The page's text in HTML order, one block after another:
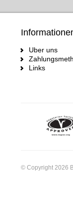
Uber uns
Links
© Copyright 2026